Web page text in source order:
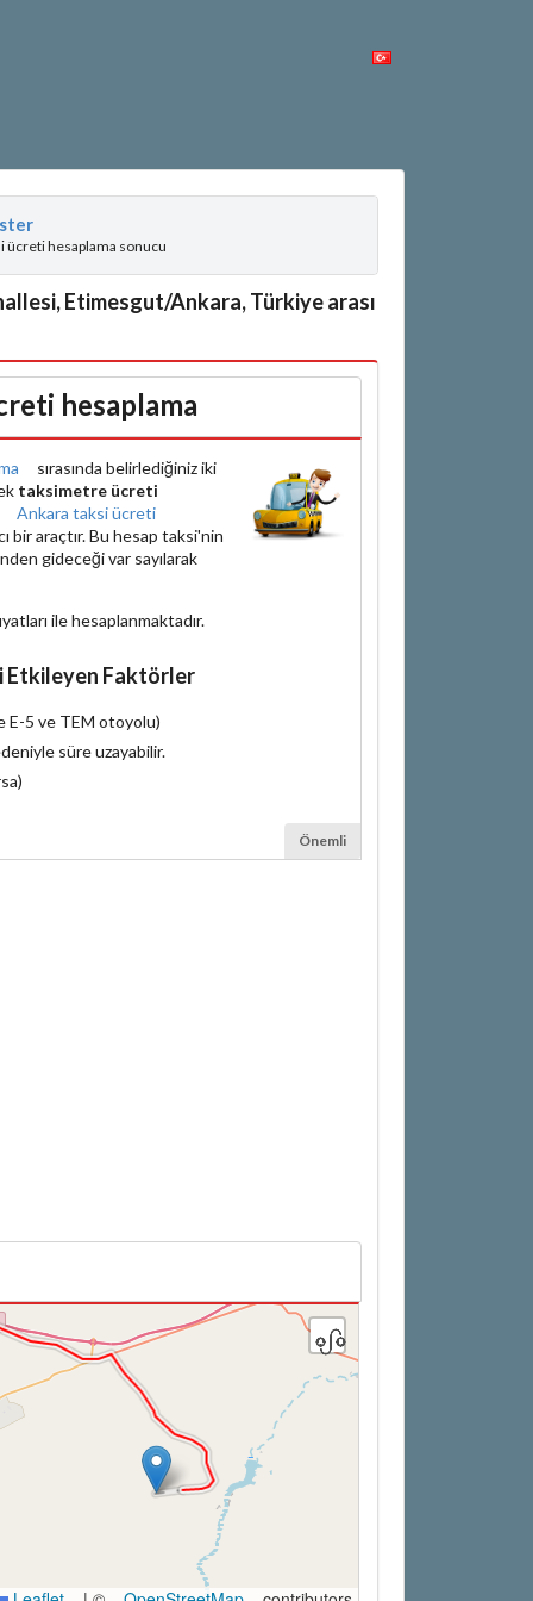
ücreti hesaplama sonucu
Etimesgut/Ankara, Türkiye arası
hesaplama
sırasında belirlediğiniz iki
taksimetre ücreti
Ankara taksi ücreti
bir araçtır. Bu hesap taksi'nin
gideceği var sayılarak
ile hesaplanmaktadır.
Etkileyen Faktörler
E-5 ve TEM otoyolu)
süre uzayabilir.
Önemli